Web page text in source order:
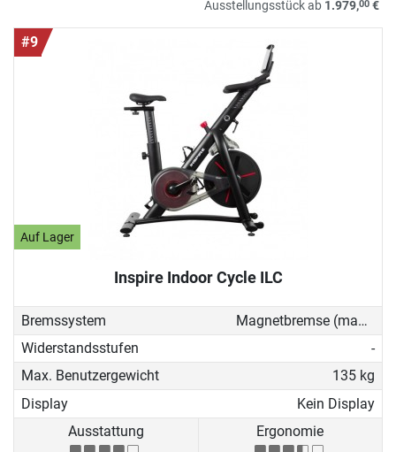
Ausstellungsstück ab 1.979,00 €
#9
Auf Lager
Inspire Indoor Cycle ILC
Bremssystem
Magnetbremse (manuell)
Widerstandsstufen
-
Max. Benutzergewicht
135 kg
Display
Kein Display
Ausstattung
Ergonomie